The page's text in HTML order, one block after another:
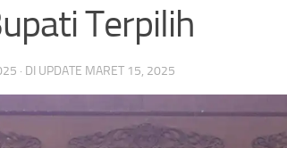
Terpilih
· DI UPDATE MARET 15, 2025
hingga Aparat Keamanan